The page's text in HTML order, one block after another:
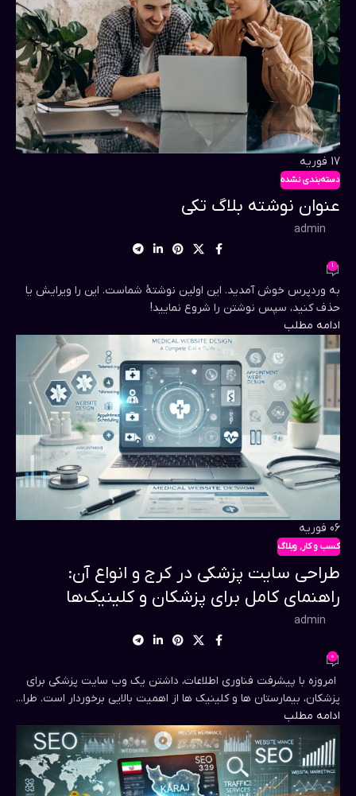
17 فوریه
دسته‌بندی نشده
عنوان نوشته بلاگ تکی
admin
1
به وردپرس خوش آمدید. این اولین نوشتهٔ شماست. این را ویرایش یا
حذف کنید، سپس نوشتن را شروع نمایید!
ادامه مطلب
06 فوریه
کسب و کار, وبلاگ
طراحی سایت پزشکی در کرج و انواع آن:
راهنمای کامل برای پزشکان و کلینیک‌ها
admin
0
امروزه با پیشرفت فناوری اطلاعات، داشتن یک وب سایت پزشکی برای
پزشکان، بیمارستان ها و کلینیک ها از اهمیت بالایی برخوردار است. طرا...
ادامه مطلب